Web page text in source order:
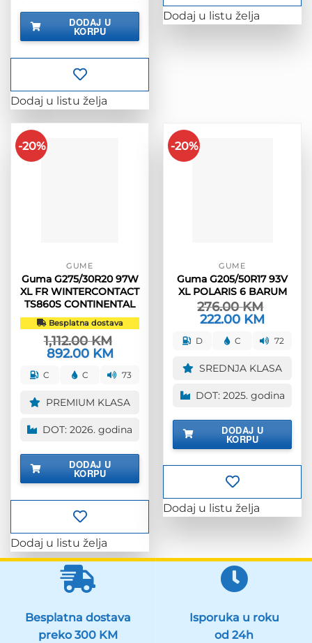
DODAJ U
KORPU
Dodaj u listu želja
Dodaj u listu želja
-20%
GUME
Guma G275/30R20 97W
XL FR WINTERCONTACT
TS860S CONTINENTAL
Besplatna dostava
1,112.00KM
Izvorna
cijena
bila
je:
892.00 KM
je:
892.00 KM.
C C 73
PREMIUM KLASA
DOT: 2026. godina
DODAJ U
KORPU
Dodaj u listu želja
-20%
GUME
Guma G205/50R17 93V
XL POLARIS 6 BARUM
276.00KM
Izvorna
cijena
bila
je:
222.00 KM
je:
222.00
D C 72
SREDNJA KLASA
DOT: 2025. godina
DODAJ U
KORPU
Dodaj u listu želja
Besplatna dostava
preko 300 KM
Isporuka u roku
od 24h